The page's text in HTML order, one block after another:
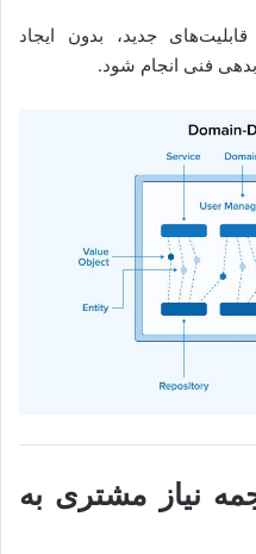
جدید، بدون ایجاد
فنی انجام شود.
نیاز مشتری به